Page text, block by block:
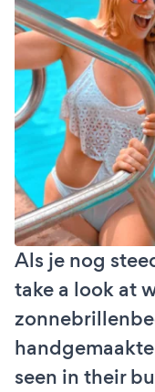
Als je nog
take a look at
seen in their